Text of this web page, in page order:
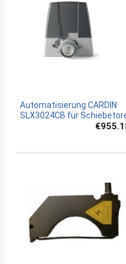
Automatisierung CARDIN
SLX3024CB für